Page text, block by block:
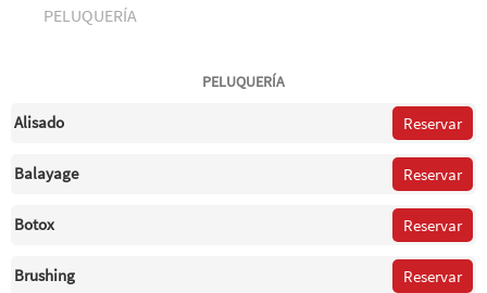
PELUQUERÍA
PELUQUERÍA
Alisado Reservar
Balayage Reservar
Botox Reservar
Brushing Reservar